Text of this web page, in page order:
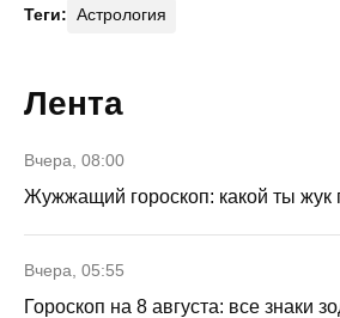
Теги: Астрология
Лента
Вчера, 08:00
Жужжащий гороскоп: какой ты жук
Вчера, 05:55
Гороскоп на 8 августа: все знаки